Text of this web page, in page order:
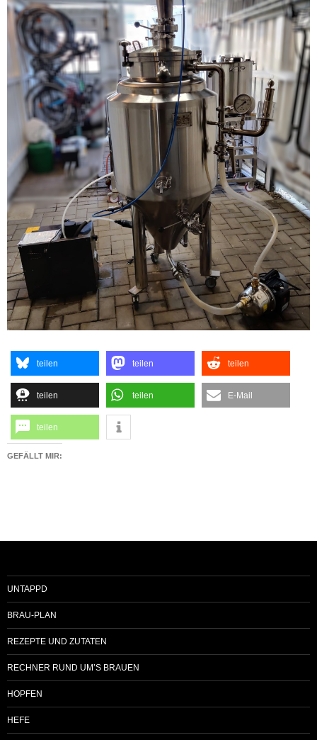
teilen teilen teilen
teilen teilen E-Mail
teilen
GEFÄLLT MIR:
UNTAPPD
BRAU-PLAN
REZEPTE UND ZUTATEN
RECHNER RUND UM’S BRAUEN
HOPFEN
HEFE